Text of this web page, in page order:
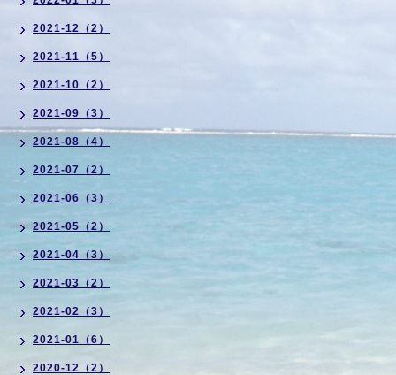
2021-12（2）
2021-11（5）
2021-10（2）
2021-09（3）
2021-08（4）
2021-07（2）
2021-06（3）
2021-05（2）
2021-04（3）
2021-03（2）
2021-02（3）
2021-01（6）
2020-12（2）